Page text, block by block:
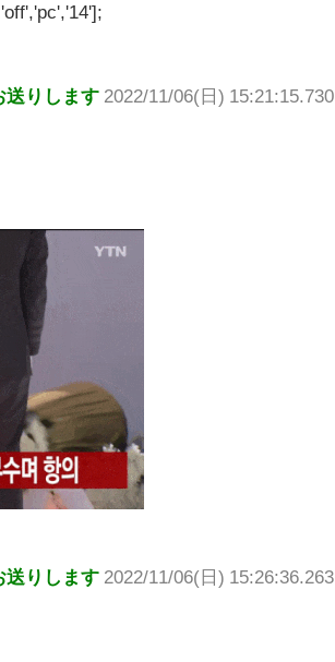
送りします 2022/11/06(日) 15:21:15.730
送りします 2022/11/06(日) 15:26:36.263